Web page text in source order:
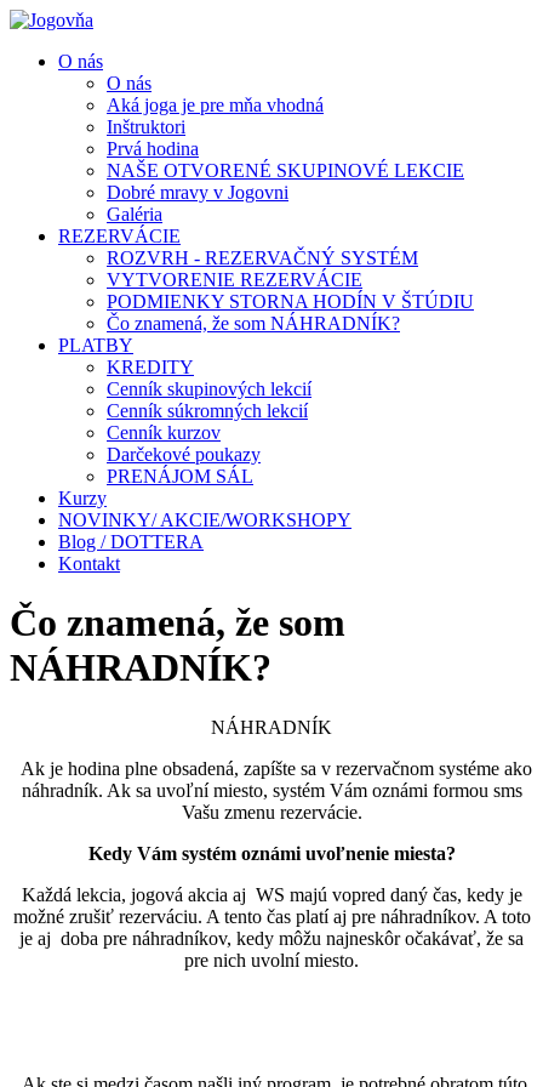
O nás
O nás
Aká joga je pre mňa vhodná
Inštruktori
Prvá hodina
NAŠE OTVORENÉ SKUPINOVÉ LEKCIE
Dobré mravy v Jogovni
Galéria
REZERVÁCIE
ROZVRH - REZERVAČNÝ SYSTÉM
VYTVORENIE REZERVÁCIE
PODMIENKY STORNA HODÍN V ŠTÚDIU
Čo znamená, že som NÁHRADNÍK?
PLATBY
KREDITY
Cenník skupinových lekcií
Cenník súkromných lekcií
Cenník kurzov
Darčekové poukazy
PRENÁJOM SÁL
Kurzy
NOVINKY/ AKCIE/WORKSHOPY
Blog / DOTTERA
Kontakt
Čo znamená, že som
NÁHRADNÍK?
NÁHRADNÍK
Ak je hodina plne obsadená, zapíšte sa v rezervačnom systéme ako
náhradník. Ak sa uvoľní miesto, systém Vám oznámi formou sms
Vašu zmenu rezervácie.
Kedy Vám systém oznámi uvoľnenie miesta?
Každá lekcia, jogová akcia aj WS majú vopred daný čas, kedy je
možné zrušiť rezerváciu. A tento čas platí aj pre náhradníkov. A toto
je aj doba pre náhradníkov, kedy môžu najneskôr očakávať, že sa
pre nich uvolní miesto.